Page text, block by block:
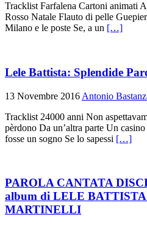
Tracklist Farfalena Cartoni animati
Rosso Natale Flauto di pelle
Milano e le poste Se, a un […]
Lele Battista: Splendide
13 Novembre 2016 Antonio
Tracklist 24000 anni Non
pèrdono Da un’altra parte Un
fosse un sogno Se lo sapessi […]
PAROLA CANTATA
album di LELE BATTISTA
MARTINELLI